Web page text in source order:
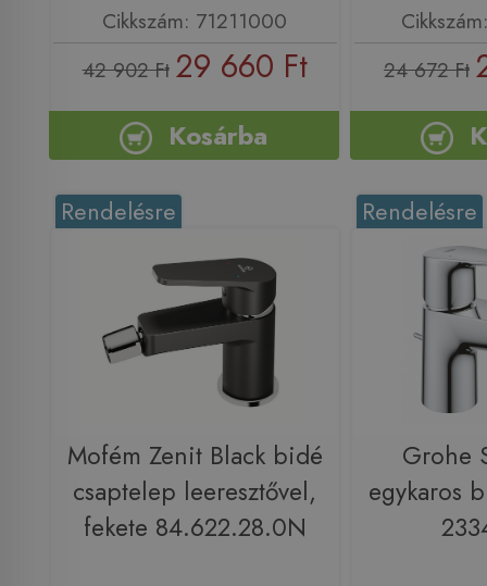
Cikkszám: 71211000
42 902 Ft 29 660 Ft
Kosárba
24 672 Ft
Rendelésre
Mofém Zenit Black bidé
csaptelep leeresztővel,
fekete 84.622.28.0N
Rendelésre
Grohe
egykaros